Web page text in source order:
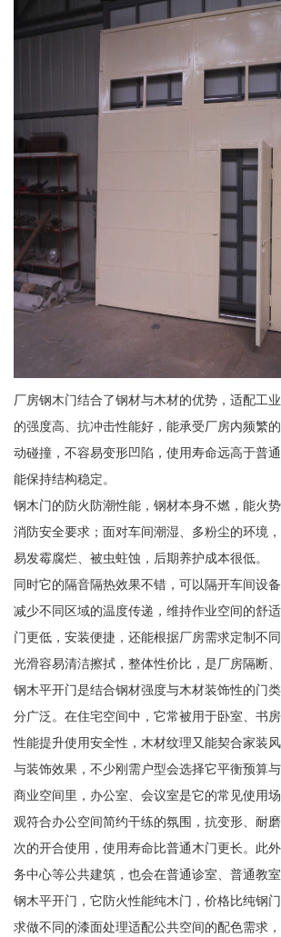
厂房钢木门结合了钢材与木材的优势，适配工
的强度高、抗冲击性能好，能承受厂房内频繁
动碰撞，不容易变形凹陷，使用寿命远高于普
能保持结构稳定。
钢木门的防火防潮性能，钢材本身不燃，能火
消防安全要求；面对车间潮湿、多粉尘的环境
易发霉腐烂、被虫蛀蚀，后期养护成本很低。
同时它的隔音隔热效果不错，可以隔开车间设
减少不同区域的温度传递，维持作业空间的舒
门更低，安装便捷，还能根据厂房需求定制不
光滑容易清洁擦拭，整体性价比，是厂房隔断、
钢木平开门是结合钢材强度与木材装饰性的门
分广泛。在住宅空间中，它常被用于卧室、书
性能提升使用安全性，木材纹理又能契合家装
与装饰效果，不少刚需户型会选择它平衡预算与
商业空间里，办公室、会议室是它的常见使用
观符合办公空间简约干练的氛围，抗变形、耐
次的开合使用，使用寿命比普通木门更长。此
务中心等公共建筑，也会在普通诊室、普通教
钢木平开门，它防火性能纯木门，价格比纯钢
求做不同的漆面处理适配公共空间的配色需求